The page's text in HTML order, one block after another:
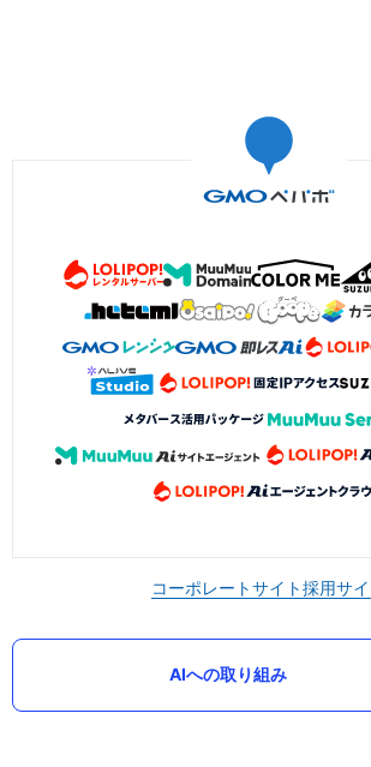
コーポレートサイト採用サイ
AIへの取り組み